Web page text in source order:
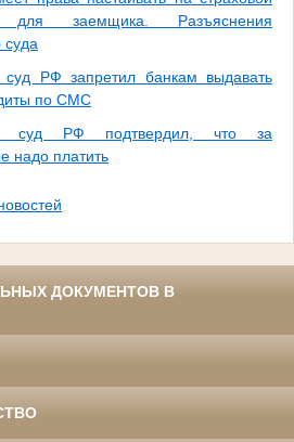
для заемщика. Разъяснения
суда
суд РФ запретил банкам выдавать
по СМС
суд РФ подтвердил, что за
надо платить
ДОКУМЕНТОВ В